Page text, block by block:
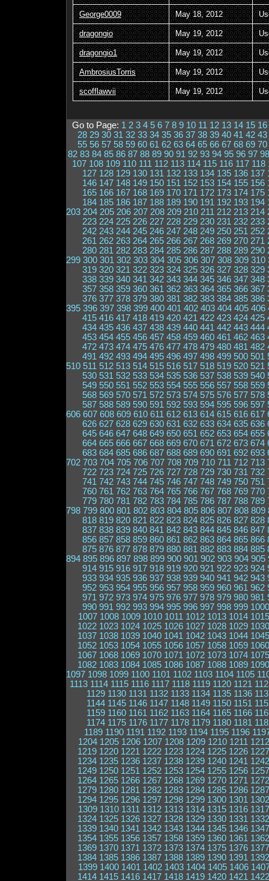
George0009 May 18, 2012
dragongio May 19, 2012
dragongio1 May 19, 2012
AmbrosiusTorris May 19, 2012
scofflawvii May 19, 2012
Go to Page: 1 2 3 4 5 6 7 8 9 10 11 12 13 14 15 16
28 29 30 31 32 33 34 35 36 37 38 39 40 41 42 43
55 56 57 58 59 60 61 62 63 64 65 66 67 68 69 70
82 83 84 85 86 87 88 89 90 91 92 93 94 95 96 97 98
107 108 109 110 111 112 113 114 115 116 117 118
127 128 129 130 131 132 133 134 135 136 137
146 147 148 149 150 151 152 153 154 155 156
165 166 167 168 169 170 171 172 173 174 175
184 185 186 187 188 189 190 191 192 193 194
203 204 205 206 207 208 209 210 211 212 213 214
223 224 225 226 227 228 229 230 231 232 233
242 243 244 245 246 247 248 249 250 251 252
261 262 263 264 265 266 267 268 269 270 271
280 281 282 283 284 285 286 287 288 289 290
299 300 301 302 303 304 305 306 307 308 309 310
319 320 321 322 323 324 325 326 327 328 329
338 339 340 341 342 343 344 345 346 347 348
357 358 359 360 361 362 363 364 365 366 367
376 377 378 379 380 381 382 383 384 385 386
395 396 397 398 399 400 401 402 403 404 405 406
415 416 417 418 419 420 421 422 423 424 425
434 435 436 437 438 439 440 441 442 443 444
453 454 455 456 457 458 459 460 461 462 463
472 473 474 475 476 477 478 479 480 481 482
491 492 493 494 495 496 497 498 499 500 501
510 511 512 513 514 515 516 517 518 519 520 521
530 531 532 533 534 535 536 537 538 539 540
549 550 551 552 553 554 555 556 557 558 559
568 569 570 571 572 573 574 575 576 577 578
587 588 589 590 591 592 593 594 595 596 597
606 607 608 609 610 611 612 613 614 615 616 617
626 627 628 629 630 631 632 633 634 635 636
645 646 647 648 649 650 651 652 653 654 655
664 665 666 667 668 669 670 671 672 673 674
683 684 685 686 687 688 689 690 691 692 693
702 703 704 705 706 707 708 709 710 711 712 713
722 723 724 725 726 727 728 729 730 731 732
741 742 743 744 745 746 747 748 749 750 751
760 761 762 763 764 765 766 767 768 769 770
779 780 781 782 783 784 785 786 787 788 789
798 799 800 801 802 803 804 805 806 807 808 809
818 819 820 821 822 823 824 825 826 827 828
837 838 839 840 841 842 843 844 845 846 847
856 857 858 859 860 861 862 863 864 865 866
875 876 877 878 879 880 881 882 883 884 885
894 895 896 897 898 899 900 901 902 903 904 905
914 915 916 917 918 919 920 921 922 923 924
933 934 935 936 937 938 939 940 941 942 943
952 953 954 955 956 957 958 959 960 961 962
971 972 973 974 975 976 977 978 979 980 981
990 991 992 993 994 995 996 997 998 999 1000
1007 1008 1009 1010 1011 1012 1013 1014 1015
1022 1023 1024 1025 1026 1027 1028 1029 1030
1037 1038 1039 1040 1041 1042 1043 1044 1045
1052 1053 1054 1055 1056 1057 1058 1059 1060
1067 1068 1069 1070 1071 1072 1073 1074 1075
1082 1083 1084 1085 1086 1087 1088 1089 1090
1097 1098 1099 1100 1101 1102 1103 1104 1105
1113 1114 1115 1116 1117 1118 1119 1120 1121
1129 1130 1131 1132 1133 1134 1135 1136
1144 1145 1146 1147 1148 1149 1150 1151
1159 1160 1161 1162 1163 1164 1165 1166
1174 1175 1176 1177 1178 1179 1180 1181
1189 1190 1191 1192 1193 1194 1195 1196
1204 1205 1206 1207 1208 1209 1210 1211 1212
1219 1220 1221 1222 1223 1224 1225 1226 1227
1234 1235 1236 1237 1238 1239 1240 1241 1242
1249 1250 1251 1252 1253 1254 1255 1256 1257
1264 1265 1266 1267 1268 1269 1270 1271 1272
1279 1280 1281 1282 1283 1284 1285 1286 1287
1294 1295 1296 1297 1298 1299 1300 1301 1302
1309 1310 1311 1312 1313 1314 1315 1316 1317
1324 1325 1326 1327 1328 1329 1330 1331 1332
1339 1340 1341 1342 1343 1344 1345 1346 1347
1354 1355 1356 1357 1358 1359 1360 1361 1362
1369 1370 1371 1372 1373 1374 1375 1376 1377
1384 1385 1386 1387 1388 1389 1390 1391 1392
1399 1400 1401 1402 1403 1404 1405 1406
1414 1415 1416 1417 1418 1419 1420 1421 1422